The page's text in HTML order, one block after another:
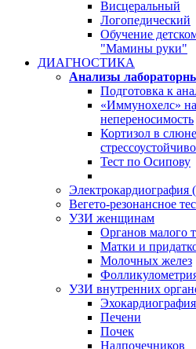
Висцеральный
Логопедический
Обучение
"Мамины руки"
ДИАГНОСТИКА
Анализы
Подготовка к
«Иммунохелс»
непереносимость
Кортизол в
Тест по Осипову
Вегето-резонансное
УЗИ женщинам
Органов малого
Матки и
Молочных желез
УЗИ внутренних
Печени
Почек
Надпочечников